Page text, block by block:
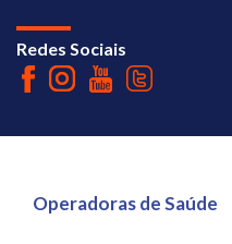
Redes Sociais
Operadoras de Saúde